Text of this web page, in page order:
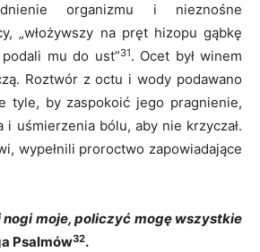
organizmu i nieznośne
„włożywszy na pręt hizopu gąbkę
mu do ust”31. Ocet był winem
Roztwór z octu i wody podawano
tyle, by zaspokoić jego pragnienie,
i uśmierzenia bólu, aby nie krzyczał.
wypełnili proroctwo zapowiadające
nogi moje, policzyć mogę wszystkie
Psalmów32.